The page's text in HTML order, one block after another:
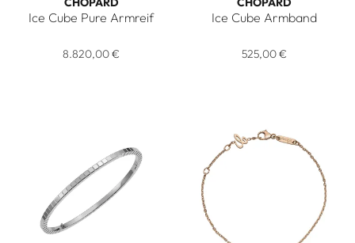
Ice Cube Pure Armreif
8.820,00 €
Ice Cube Armband
525,00 €